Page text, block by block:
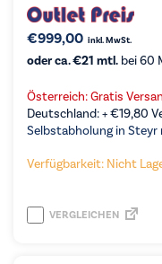
€999,00 inkl. MwSt.
oder ca. €21 mtl. bei 60
Österreich: Gratis
Deutschland: +€19,80
Selbstabholung in Steyr
Verfügbarkeit: Nicht
VERGLEICHEN